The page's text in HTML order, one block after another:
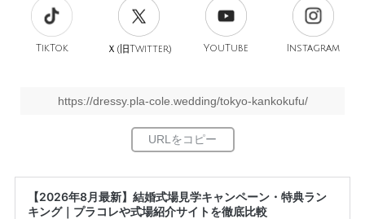
TikTok Ｘ(旧Twitter) YouTube Instagram
https://dressy.pla-cole.wedding/tokyo-kankokufu/
【2026年8月最新】結婚式場見学キャンペーン・特典ラン
キング｜プラコレや式場紹介サイトを徹底比較